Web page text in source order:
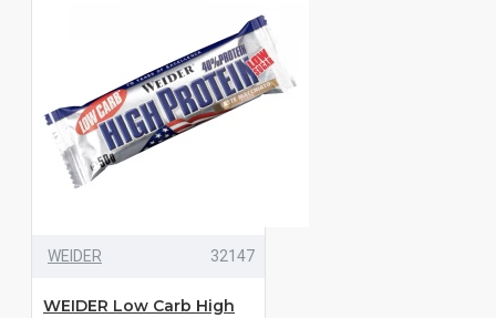
WEIDER 32147
WEIDER Low Carb High